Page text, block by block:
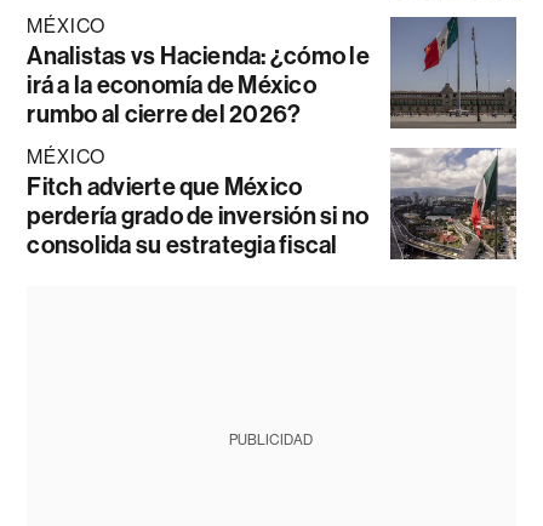
MÉXICO
Analistas vs Hacienda: ¿cómo le
irá a la economía de México
rumbo al cierre del 2026?
MÉXICO
Fitch advierte que México
perdería grado de inversión si no
consolida su estrategia fiscal
PUBLICIDAD